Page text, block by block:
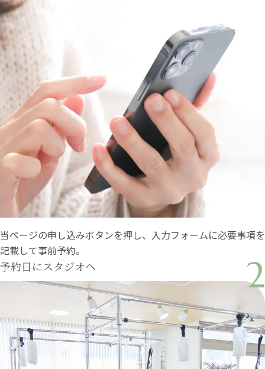
当ページの申し込みボタンを押し、入力フォームに必要事項を
記載して事前予約。
2
予約日にスタジオへ